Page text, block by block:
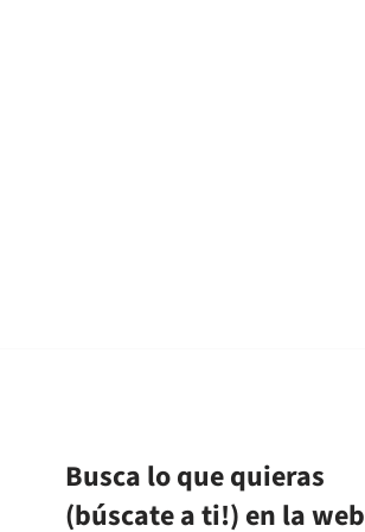
Busca lo que quieras
(búscate a ti!) en la web